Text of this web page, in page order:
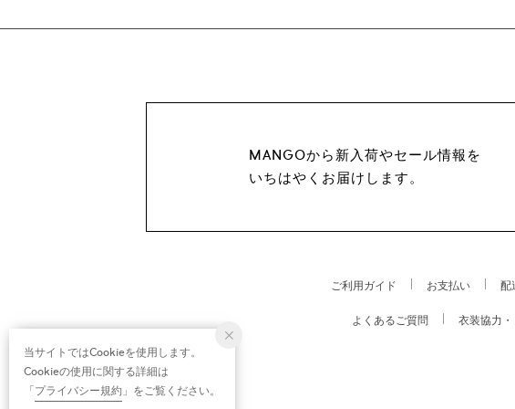
MANGOから新入荷やセール情報を
いちはやくお届けします。
ご利用ガイド お支払い 配
よくあるご質問 衣装協力
当サイトではCookieを使用します。
Cookieの使用に関する詳細は
「プライバシー規約 」をご覧ください。